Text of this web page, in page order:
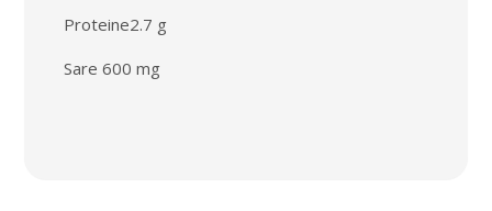
Proteine2.7 g
Sare 600 mg